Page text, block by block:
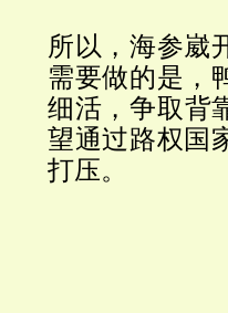
所以，海参崴
需要做的是，
细活，争取背
望通过路权国
打压。